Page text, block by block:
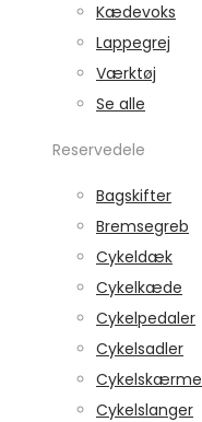
Kædevoks
Lappegrej
Værktøj
Se alle
Reservedele
Bagskifter
Bremsegreb
Cykeldæk
Cykelkæde
Cykelpedaler
Cykelsadler
Cykelskærme
Cykelslanger